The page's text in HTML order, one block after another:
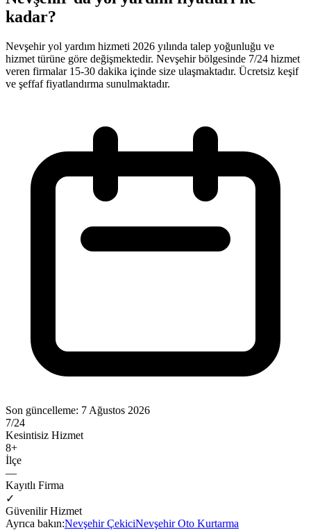
kadar?
Nevşehir yol yardım hizmeti 2026 yılında talep yoğunluğu ve
hizmet türüne göre değişmektedir. Nevşehir bölgesinde 7/24 hizmet
veren firmalar 15-30 dakika içinde size ulaşmaktadır. Ücretsiz keşif
ve şeffaf fiyatlandırma sunulmaktadır.
Son güncelleme: 7 Ağustos 2026
7/24
Kesintisiz Hizmet
8+
İlçe
—
Kayıtlı Firma
✓
Güvenilir Hizmet
Ayrıca bakın:NevşehirÇekiciNevşehirOto Kurtarma